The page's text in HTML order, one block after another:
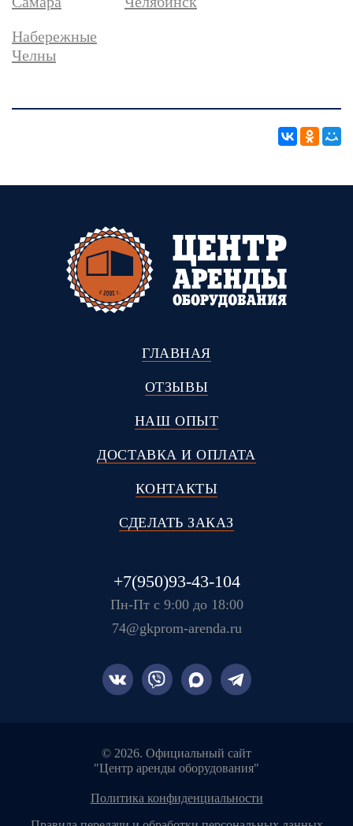
Набережные
Челны
ГЛАВНАЯ
ОТЗЫВЫ
НАШ ОПЫТ
ДОСТАВКА И ОПЛАТА
КОНТАКТЫ
СДЕЛАТЬ ЗАКАЗ
+7(950)93-43-104
Пн-Пт с 9:00 до 18:00
74@gkprom-arenda.ru
© 2026. Официальный сайт
"Центр аренды оборудования"
политика конфиденциальности